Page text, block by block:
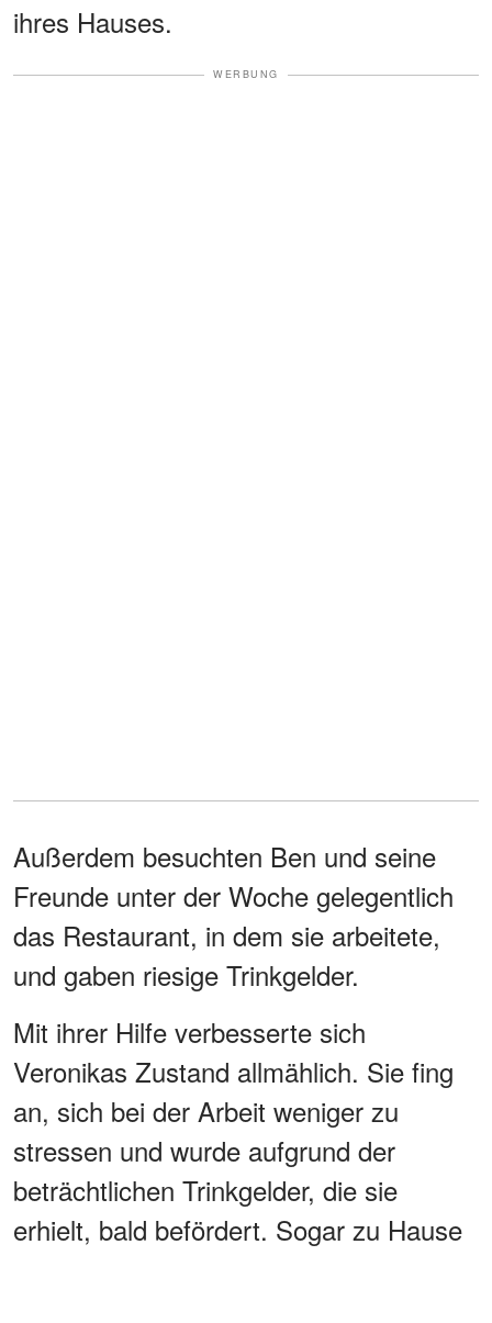
ihres Hauses.
WERBUNG
Außerdem besuchten Ben und seine
Freunde unter der Woche gelegentlich
das Restaurant, in dem sie arbeitete,
und gaben riesige Trinkgelder.
Mit ihrer Hilfe verbesserte sich
Veronikas Zustand allmählich. Sie fing
an, sich bei der Arbeit weniger zu
stressen und wurde aufgrund der
beträchtlichen Trinkgelder, die sie
erhielt, bald befördert. Sogar zu Hause